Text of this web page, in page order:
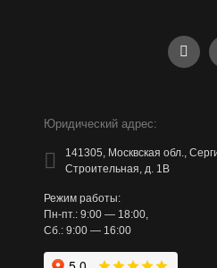
Юридический адрес:
141305, Москвская обл.,
Строительная, д. 1В
Режим работы:
Пн-пт.: 9:00 — 18:00,
Сб.: 9:00 — 16:00